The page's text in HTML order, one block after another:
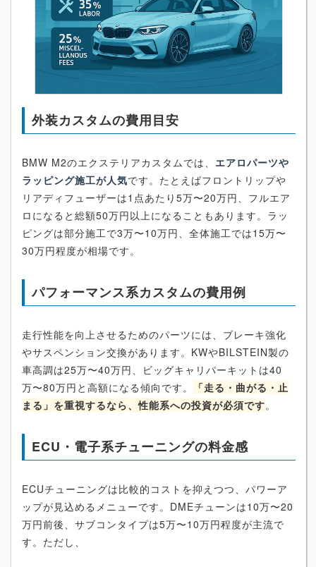
外装カスタムの費用目安
BMW M2のエクステリアカスタムでは、 エアロパーツや
ラッピング施工が人気です。たとえばフロントリップや
リアディフューザーは1点あたり5万〜20万円、フルエア
ロになると総額50万円以上になることもあります。ラッ
ピングは部分施工で3万〜10万円、全体施工では15万〜
30万円程度が相場です。
パフォーマンス系カスタムの費用例
走行性能を向上させるためのパーツには、ブレーキ強化
やサスペンション交換があります。KWやBILSTEIN製の
車高調は25万〜40万円、ビッグキャリパーキットは40
万〜80万円と高額になる傾向です。
「走る・曲がる・止
まる」を重視するなら、性能系への投資が必須です。
ECU・電子系チューニングの料金感
ECUチューニングは比較的コストを抑えつつ、パワーア
ップが見込めるメニューです。DMEチューンは10万〜20
万円前後、サブコンタイプは5万〜10万円程度が主流で
す。ただし、